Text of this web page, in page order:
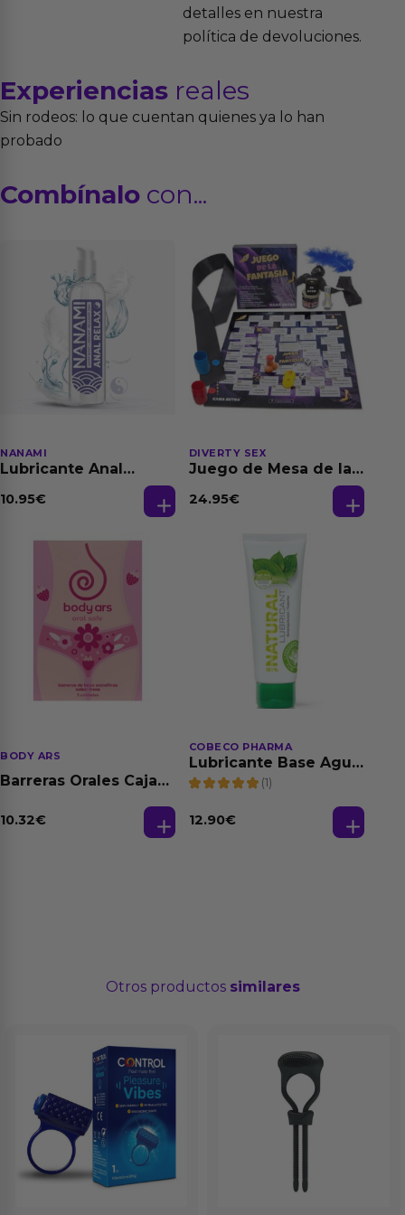
detalles en nuestra
política de devoluciones.
Experiencias reales
Sin rodeos: lo que cuentan quienes ya lo han
probado
Combínalo con...
NANAMI
Lubricante Anal
Dilatación Base Agua
10.95€
DIVERTY SEX
Juego de Mesa de las
24.95€
BODY ARS
Barreras Orales Caja
10.32€
COBECO PHARMA
Lubricante Base Agua
100% Natural 125 ml
(1)
12.90€
Otros productos similares